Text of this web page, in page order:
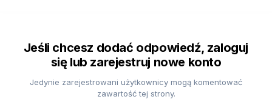
Jeśli chcesz dodać odpowiedź, zaloguj
się lub zarejestruj nowe konto
Jedynie zarejestrowani użytkownicy mogą komentować
zawartość tej strony.